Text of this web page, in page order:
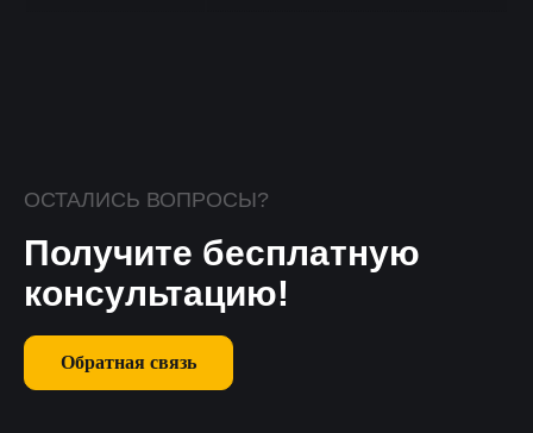
ОСТАЛИСЬ ВОПРОСЫ?
Получите бесплатную
консультацию!
Обратная связь